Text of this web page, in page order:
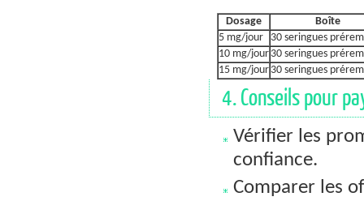
Dosage
Boîte
5 mg/jour
30 seringues
10 mg/jour 30 seringues
15 mg/jour 30 seringues
4. Conseils pour
Vérifier les
confiance.
Comparer les